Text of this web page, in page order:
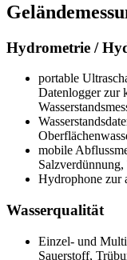
Hydrometrie /
portable
Datenlogger zur
mobile
Salzverdünnung,
Hydrophone zur
Wasserqualität
Einzel- und
Sauerstoff,